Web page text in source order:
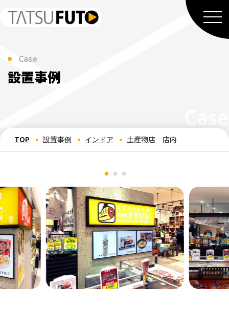
Case
設置事例
TOP 設置事例 インドア 土産物店 店内